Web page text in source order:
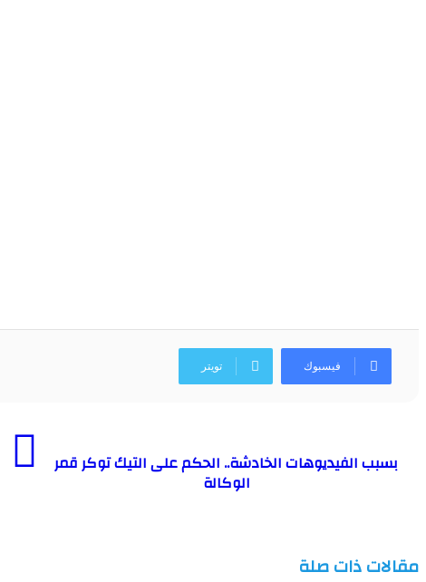
فيسبوك تويتر
بسبب الفيديوهات الخادشة.. الحكم على التيك توكر قمر
الوكالة
مقالات ذات صلة